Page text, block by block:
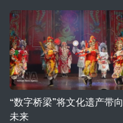
“数字桥梁”将文化遗产带向
未来